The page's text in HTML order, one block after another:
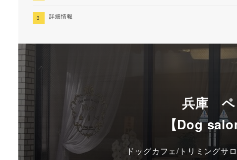
詳細情報
兵庫 ペ
【Dog
ドッグカフェ/トリミングサ